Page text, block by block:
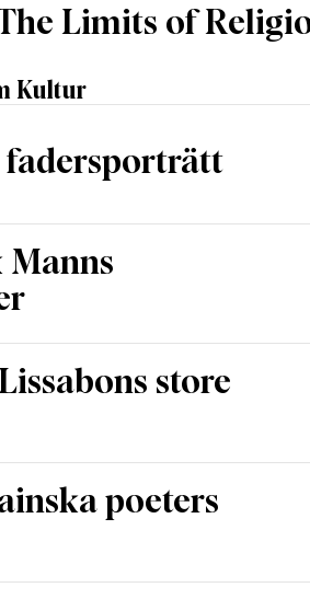
Limits of
Kultur
fadersporträtt
Manns
store
poeters